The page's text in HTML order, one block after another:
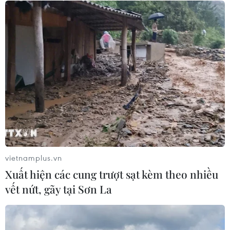
CƠ QUAN CHỦ QUẢN: THÔNG TẤN XÃ VIỆT NAM
Tổng Biên tập: TRẦN TIẾN DUẨN
Phó Tổng Biên tập: NGUYỄN THỊ TÁM, KHÚC THANH
THỦY
Sở hữu trí tuệ
Quy định sử dụng
RSS
Ngôn ngữ
TTXVN
Liên hệ
vietnamplus.vn
Xuất hiện các cung trượt sạt kèm theo nhiều
vết nứt, gãy tại Sơn La